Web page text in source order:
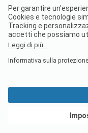
Informazione legale
Protezione dati
Regolamento sui servizi